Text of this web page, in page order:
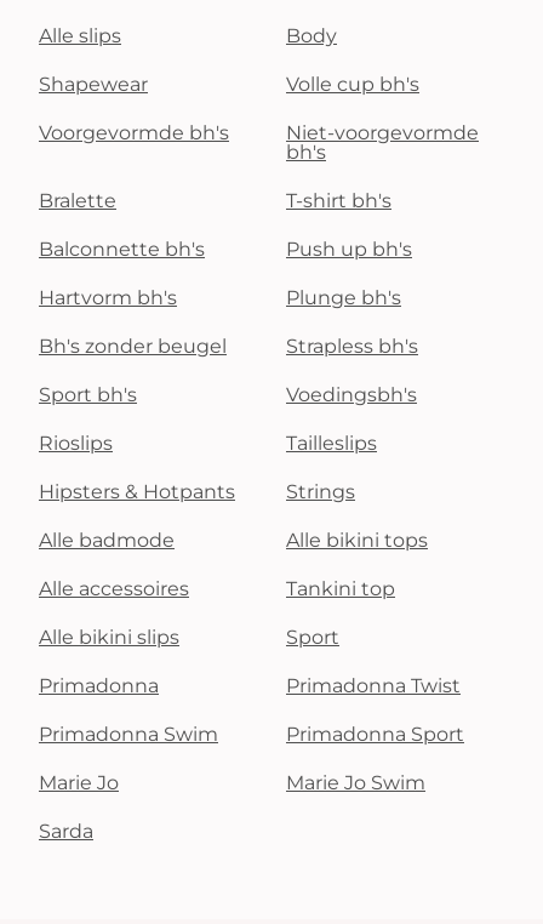
Alle slips Body
Shapewear Volle cup bh's
Voorgevormde bh's
Niet-voorgevormde
bh's
Bralette T-shirt bh's
Balconnette bh's Push up bh's
Hartvorm bh's Plunge bh's
Bh's zonder beugel Strapless bh's
Sport bh's Voedingsbh's
Rioslips Tailleslips
Hipsters & Hotpants Strings
Alle badmode Alle bikini tops
Alle accessoires Tankini top
Alle bikini slips Sport
Primadonna Primadonna Twist
Primadonna Swim Primadonna Sport
Marie Jo Marie Jo Swim
Sarda